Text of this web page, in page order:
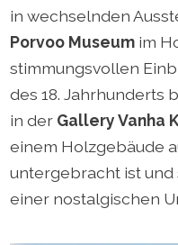
in wechselnden
Porvoo Museum im
stimmungsvollen
des 18. Jahrhunderts
in der Gallery Vanha
einem Holzgebäude
untergebracht ist und
einer nostalgischen